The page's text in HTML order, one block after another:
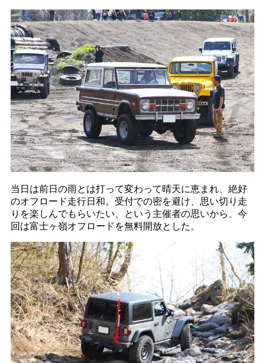
当日は前日の雨とは打って変わって晴天に恵まれ、絶好
のオフロード走行日和。受付での密を避け、思い切り走
りを楽しんでもらいたい、という主催者の思いから、今
回は富士ヶ嶺オフロードを無料開放とした。